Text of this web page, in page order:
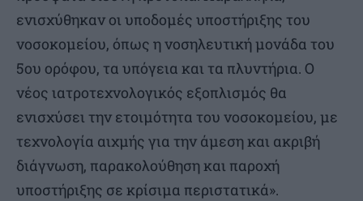
ενισχύθηκαν οι υποδομές υποστήριξης του
νοσοκομείου, όπως η νοσηλευτική μονάδα του
5ου ορόφου, τα υπόγεια και τα πλυντήρια. Ο
νέος ιατροτεχνολογικός εξοπλισμός θα
ενισχύσει την ετοιμότητα του νοσοκομείου, με
τεχνολογία αιχμής για την άμεση και ακριβή
διάγνωση, παρακολούθηση και παροχή
υποστήριξης σε κρίσιμα περιστατικά».